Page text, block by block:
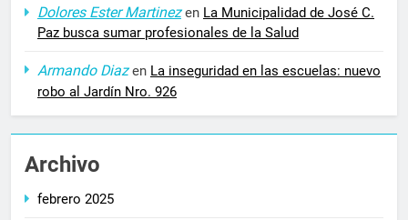
Dolores Ester Martinezen La Municipalidad de José C.
Paz busca sumar profesionales de la Salud
Armando Diazen La inseguridad en las escuelas: nuevo
robo al Jardín Nro. 926
Archivo
febrero 2025